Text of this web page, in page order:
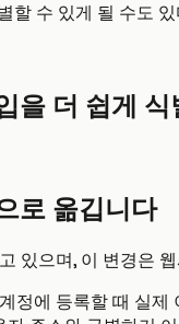
할 수 있게 될 수도
더 쉽게
로 옮깁니다
으며, 이 변경은
에 등록할 때 실